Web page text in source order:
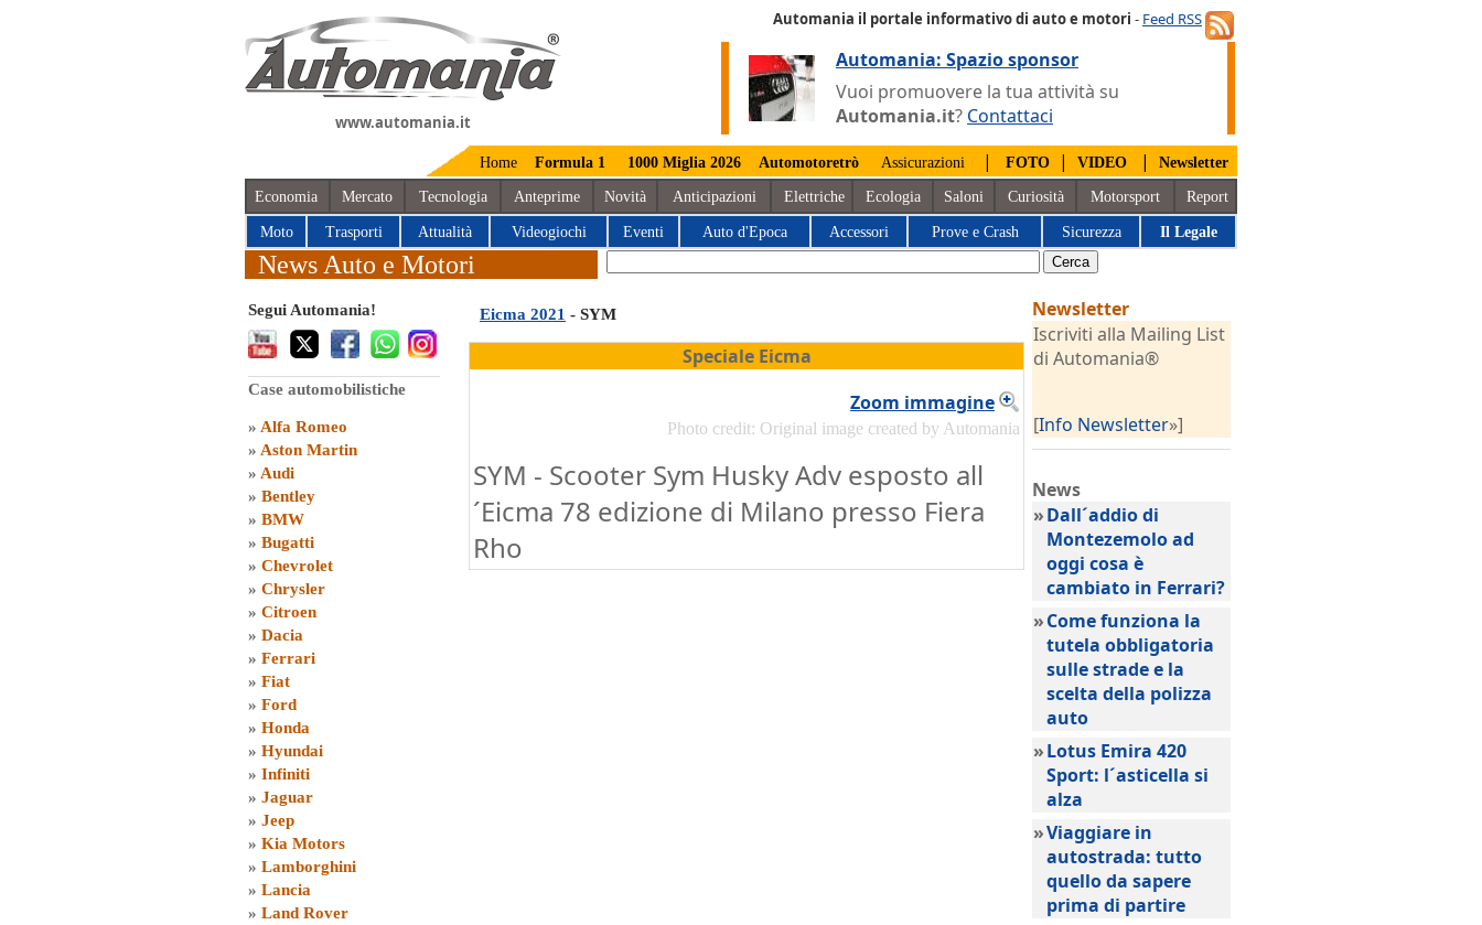
www.automania.it
Automania il portale informativo di auto e motori - Feed RSS
Automania: Spazio sponsor
Vuoi promuovere la tua attività su
Automania.it? Contattaci
Home Formula 1 1000 Miglia 2026 Automotoretrò Assicurazioni | FOTO | VIDEO | Newsletter
Economia Mercato Tecnologia Anteprime Novità Anticipazioni Elettriche Ecologia Saloni Curiosità Motorsport Report
Moto Trasporti Attualità Videogiochi Eventi Auto d'Epoca Accessori Prove e Crash Sicurezza Il Legale
News Auto e Motori
Segui Automania!
Case automobilistiche
» Alfa Romeo
» Aston Martin
» Audi
» Bentley
» BMW
» Bugatti
» Chevrolet
» Chrysler
» Citroen
» Dacia
» Ferrari
» Fiat
» Ford
» Honda
» Hyundai
» Infiniti
» Jaguar
» Jeep
» Kia Motors
» Lamborghini
» Lancia
» Land Rover
Eicma 2021 - SYM
Speciale Eicma
Zoom immagine
Photo credit: Original image created by Automania
SYM - Scooter Sym Husky Adv esposto all
´Eicma 78 edizione di Milano presso Fiera
Rho
Newsletter
Iscriviti alla Mailing List
di Automania®
[Info Newsletter»]
News
»Dall´addio di
Montezemolo ad
oggi cosa è
cambiato in Ferrari?
»Come funziona la
tutela obbligatoria
sulle strade e la
scelta della polizza
auto
»Lotus Emira 420
Sport: l´asticella si
alza
»Viaggiare in
autostrada: tutto
quello da sapere
prima di partire